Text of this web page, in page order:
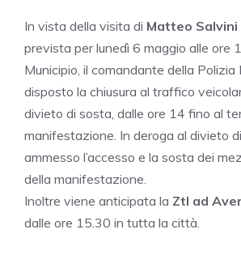
In vista della visita di Matteo
prevista per lunedì 6 maggio alle ore
Municipio, il comandante della Polizia
disposto la chiusura al traffico
divieto di sosta, dalle ore 14 fino al
manifestazione. In deroga al divieto
ammesso l’accesso e la sosta dei
della manifestazione.
Inoltre viene anticipata la Ztl ad
dalle ore 15.30 in tutta la città.